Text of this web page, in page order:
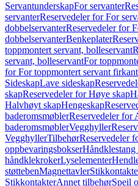
ServantunderskapFor servanter
servanterReservedeler for For
dobbelservanterReservedeler for
dobbelservanterBenkeplater
toppmontert servant, bolleservant
servant, bolleservantFor
for For toppmontert servant
SideskapLave sideskap
skapReservedeler for Høye skap
Halvhøyt skapHengeskap
baderomsmøblerReservedeler for
baderomsmøblerVegghyller
VegghyllerTilbehørReservedeler
oppbevaringsbokserHåndklestang
håndklekrokerLyselementer
støttebenMagnettavler
StikkontakterAnnet tilbehørSpeil